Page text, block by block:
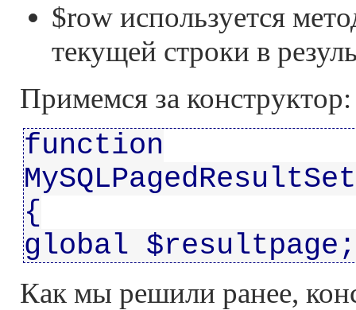
$row используется
текущей строки в
Примемся за конструктор:
function
{
global $resultpage;
Как мы решили ранее,